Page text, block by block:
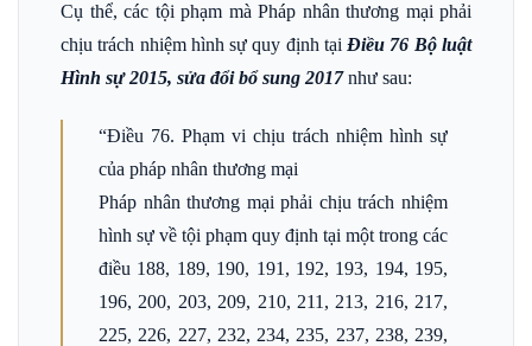
Cụ thể, các tội phạm mà Pháp nhân thương mại phải
chịu trách nhiệm hình sự quy định tạiĐiều 76 Bộ luật
Hình sự 2015, sửa đổi bổ sung 2017như sau:
“Điều 76. Phạm vi chịu trách nhiệm hình sự
của pháp nhân thương mại
Pháp nhân thương mại phải chịu trách nhiệm
hình sự về tội phạm quy định tại một trong các
điều 188, 189, 190, 191, 192, 193, 194, 195,
196, 200, 203, 209, 210, 211, 213, 216, 217,
225, 226, 227, 232, 234, 235, 237, 238, 239,